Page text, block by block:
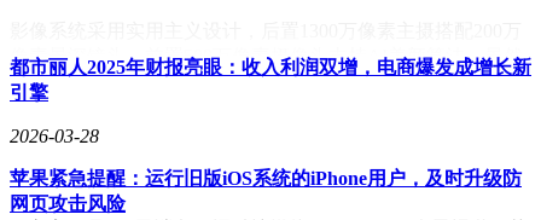
像素景深镜头，前置500万像素摄像头支持AI美颜算法。虽然
硬件参数不算突出，但通过软件优化实现了夜景模式、人像模
式等实用功能，满足日常拍照和视频通话需求。机身设计延续
实用路线，8.9mm厚度与198g重量兼顾握持舒适度，磨砂工艺
该机提供三种存储版本：4GB+64GB版定价999元，
都市丽人2025年财报亮眼：收入利润双增，电商爆发成增长新
引擎
2026-03-28
苹果紧急提醒：运行旧版iOS系统的iPhone用户，及时升级防
网页攻击风险